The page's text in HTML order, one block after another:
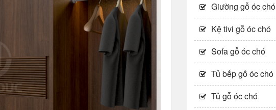
Giường gỗ óc chó
Kệ tivi gỗ óc chó
Sofa gỗ óc chó
Tủ bếp gỗ óc chó
Tủ gỗ óc chó